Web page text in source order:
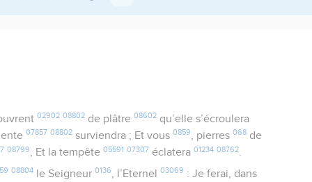
02902 08802de plâtre 08602qu’elle s’écroulera
07857 08802 surviendra ; Et vous0859, pierres068 de
08799, Et la tempête05591 07307 éclatera01234 08762.
08804le Seigneur 0136 , l’Eternel 03069 : Je ferai, dans